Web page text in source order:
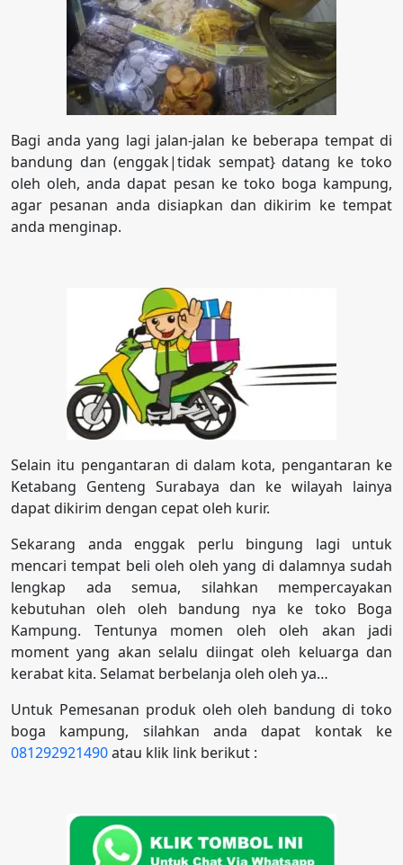
Bagi anda yang lagi jalan-jalan ke beberapa tempat di
bandung dan (enggak|tidak sempat} datang ke toko
oleh oleh, anda dapat pesan ke toko boga kampung,
agar pesanan anda disiapkan dan dikirim ke tempat
anda menginap.
Selain itu pengantaran di dalam kota, pengantaran ke
Ketabang Genteng Surabaya dan ke wilayah lainya
dapat dikirim dengan cepat oleh kurir.
Sekarang anda enggak perlu bingung lagi untuk
mencari tempat beli oleh oleh yang di dalamnya sudah
lengkap ada semua, silahkan mempercayakan
kebutuhan oleh oleh bandung nya ke toko Boga
Kampung. Tentunya momen oleh oleh akan jadi
moment yang akan selalu diingat oleh keluarga dan
kerabat kita. Selamat berbelanja oleh oleh ya…
Untuk Pemesanan produk oleh oleh bandung di toko
boga kampung, silahkan anda dapat kontak ke
081292921490atau klik link berikut :